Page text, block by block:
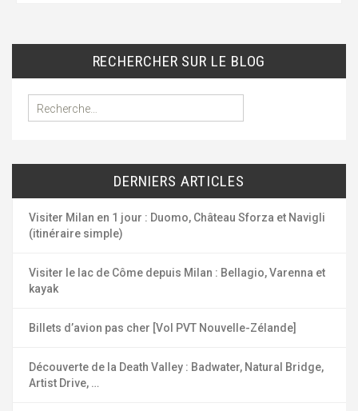
RECHERCHER SUR LE BLOG
e
e
c
h
e
:
DERNIERS ARTICLES
Visiter Milan en 1 jour : Duomo, Château Sforza et Navigli
(itinéraire simple)
Visiter le lac de Côme depuis Milan : Bellagio, Varenna et
kayak
Billets d’avion pas cher [Vol PVT Nouvelle-Zélande]
Découverte de la Death Valley : Badwater, Natural Bridge,
Artist Drive, …